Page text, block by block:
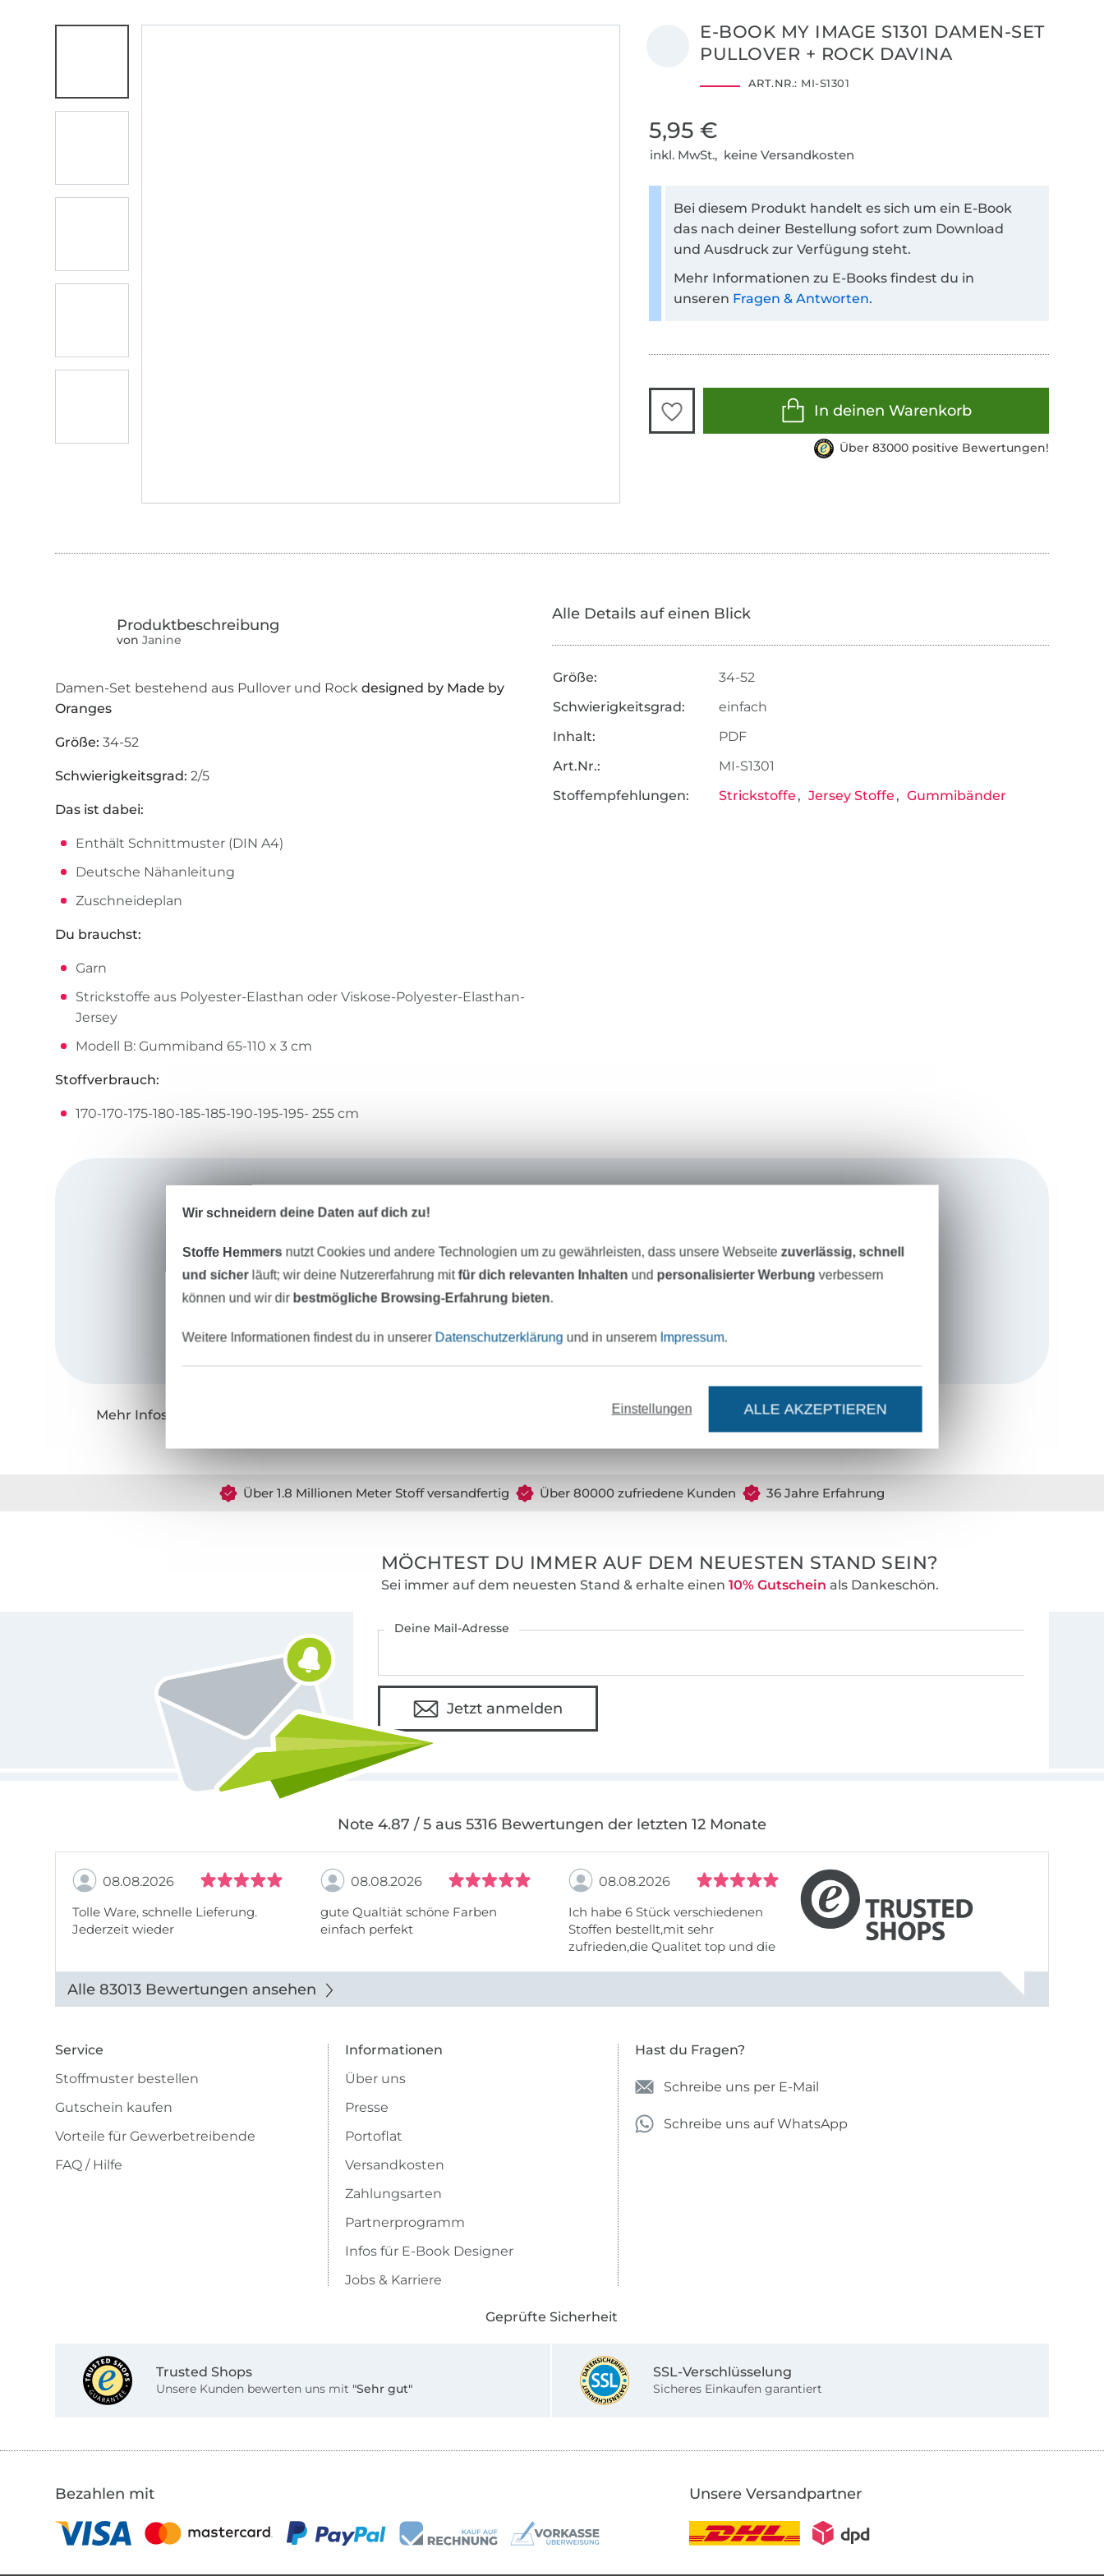
E-BOOK MY IMAGE S1301 DAMEN-SET
PULLOVER + ROCK DAVINA
ART.NR.: MI-S1301
5,95 €
inkl. MwSt., keine Versandkosten
Bei diesem Produkt handelt es sich um ein E-Book
das nach deiner Bestellung sofort zum Download
und Ausdruck zur Verfügung steht.
Mehr Informationen zu E-Books findest du in
unseren Fragen & Antworten.
In deinen Warenkorb
Über 83000 positive Bewertungen!
von Janine
Damen-Set bestehend aus Pullover und Rockdesigned by Made by
Oranges
Größe: 34-52
Schwierigkeitsgrad: 2/5
Das ist dabei:
Enthält Schnittmuster (DIN A4)
Deutsche Nähanleitung
Zuschneideplan
Du brauchst:
Garn
Strickstoffe aus Polyester-Elasthan oder Viskose-Polyester-Elasthan-
Jersey
Modell B: Gummiband 65-110 x 3 cm
Stoffverbrauch:
170-170-175-180-185-185-190-195-195- 255 cm
Alle Details auf einen Blick
Größe:
34-52
Schwierigkeitsgrad:
einfach
Inhalt:
PDF
Art.Nr.:
MI-S1301
Stoffempfehlungen:
Strickstoffe Jersey Stoffe Gummibänder
entwickeln die Schnittmusterhefte My Image, Miss
Doodle und B-Trendy.
den Landessprachen Deutsch, Englisch, Niederländisch
Mehr Infos zu "Made by Oranges"
Über 1.8 Millionen Meter Stoff versandfertig Über 80000 zufriedene Kunden 36 Jahre Erfahrung
MÖCHTEST DU IMMER AUF DEM NEUESTEN STAND SEIN?
Sei immer auf dem neuesten Stand & erhalte einen 10% Gutschein als Dankeschön.
Deine Mail-Adresse
Jetzt anmelden
Note 4.87 / 5 aus 5316 Bewertungen der letzten 12 Monate
08.08.2026
Tolle Ware, schnelle Lieferung.
Jederzeit wieder
08.08.2026
gute Qualtiät schöne Farben
einfach perfekt
08.08.2026
Ich habe 6 Stück verschiedenen
Stoffen bestellt,mit sehr
zufrieden,die Qualitet top und die
Alle 83013 Bewertungen ansehen
Service
Stoffmuster bestellen
Gutschein kaufen
Vorteile für Gewerbetreibende
FAQ / Hilfe
Informationen
Über uns
Presse
Portoflat
Versandkosten
Zahlungsarten
Partnerprogramm
Infos für E-Book Designer
Jobs & Karriere
Hast du Fragen?
Schreibe uns per E-Mail
Schreibe uns auf WhatsApp
Geprüfte Sicherheit
Trusted Shops
Unsere Kunden bewerten uns mit "Sehr gut"
SSL-Verschlüsselung
Sicheres Einkaufen garantiert
Bezahlen mit Unsere Versandpartner
Wir schneidern deine Daten auf dich zu!
Stoffe Hemmers nutzt Cookies und andere Technologien um zu gewährleisten, dass unsere Webseitezuverlässig, schnell
und sicherläuft; wir deine Nutzererfahrung mitfür dich relevanten Inhalten und personalisierter Werbung verbessern
können und wir dir bestmögliche Browsing-Erfahrung bieten.
Weitere Informationen findest du in unserer Datenschutzerklärung und in unserem Impressum.
Einstellungen ALLE AKZEPTIEREN